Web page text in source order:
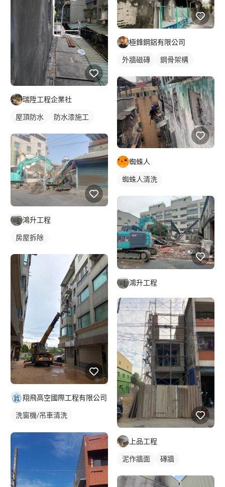
瑞陞工程企業社
屋頂防水 防水漆施工
鴻升工程
房屋拆除
翔飛高空國際工程有限公司
洗窗機/吊車清洗
大樓玻璃/外牆清潔
極鋒鋼鋁有限公司
外牆磁磚 鋼骨架構
蜘蛛人
蜘蛛人清洗
鴻升工程
上品工程
泥作牆面 磚牆